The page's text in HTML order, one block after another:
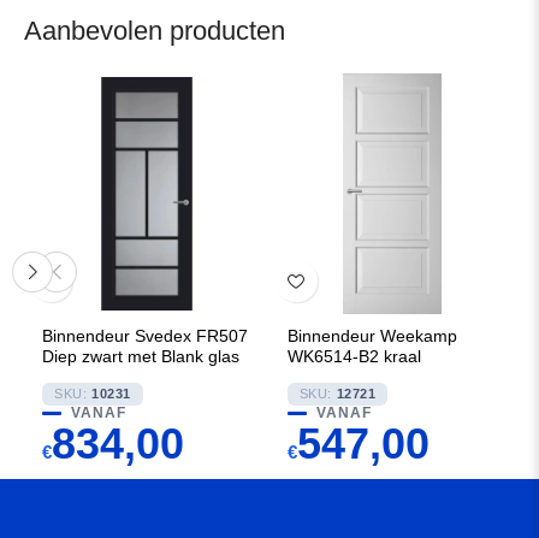
Aanbevolen producten
Binnendeur Svedex FR507
Diep zwart met Blank glas
SKU: 10231
VANAF
€834,00
Binnendeur Weekamp
WK6514-B2 kraal
SKU: 12721
VANAF
€547,00